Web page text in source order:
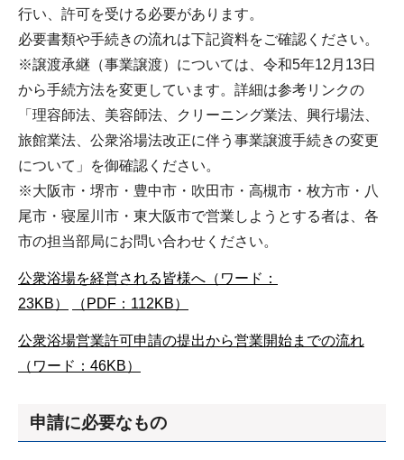
行い、許可を受ける必要があります。
必要書類や手続きの流れは下記資料をご確認ください。
※譲渡承継（事業譲渡）については、令和5年12月13日
から手続方法を変更しています。詳細は参考リンクの
「理容師法、美容師法、クリーニング業法、興行場法、
旅館業法、公衆浴場法改正に伴う事業譲渡手続きの変更
について」を御確認ください。
※大阪市・堺市・豊中市・吹田市・高槻市・枚方市・八
尾市・寝屋川市・東大阪市で営業しようとする者は、各
市の担当部局にお問い合わせください。
公衆浴場を経営される皆様へ（ワード：
23KB）
（PDF：112KB）
公衆浴場営業許可申請の提出から営業開始までの流れ
（ワード：46KB）
申請に必要なもの